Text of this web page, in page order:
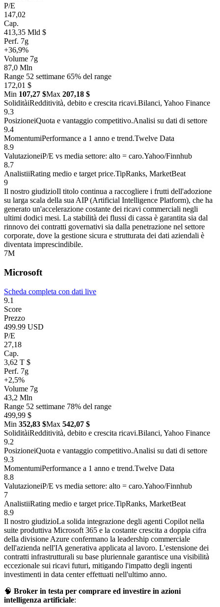
P/E
147,02
Cap.
413,35 Mld $
Perf. 7g
+36,9%
Volume 7g
87,0 Mln
Range 52 settimane 65% del range
172,01 $
Min 107,27 $Max 207,18 $
SoliditàiRedditività, debito e crescita ricavi.Bilanci, Yahoo Finance
9.3
PosizioneiQuota e vantaggio competitivo.Analisi su dati di settore
9.4
MomentumiPerformance a 1 anno e trend.Twelve Data
8.9
ValutazioneiP/E vs media settore: alto = caro.Yahoo/Finnhub
8.7
AnalistiiRating medio e target price.TipRanks, MarketBeat
9
Il nostro giudizioIl titolo continua a raccogliere i frutti dell'adozione
su larga scala della sua AIP (Artificial Intelligence Platform), che ha
generato un'accelerazione costante dei ricavi commerciali negli
ultimi dodici mesi. La stabilità dei flussi di cassa è garantita sia dal
rinnovo dei contratti governativi sia dalla penetrazione nel settore
corporate, dove la gestione sicura e strutturata dei dati aziendali è
diventata imprescindibile.
7M
Microsoft
Scheda completa con dati live
9.1
Score
Prezzo
499.99 USD
P/E
27,18
Cap.
3,62 T $
Perf. 7g
+2,5%
Volume 7g
43,2 Mln
Range 52 settimane 78% del range
499,99 $
Min 352,83 $Max 542,07 $
SoliditàiRedditività, debito e crescita ricavi.Bilanci, Yahoo Finance
9.2
PosizioneiQuota e vantaggio competitivo.Analisi su dati di settore
9.3
MomentumiPerformance a 1 anno e trend.Twelve Data
8.8
ValutazioneiP/E vs media settore: alto = caro.Yahoo/Finnhub
7
AnalistiiRating medio e target price.TipRanks, MarketBeat
8.9
Il nostro giudizioLa solida integrazione degli agenti Copilot nella
suite produttiva Microsoft 365 e la costante crescita a doppia cifra
della divisione Azure confermano la leadership commerciale
dell'azienda nell'IA generativa applicata al lavoro. L'estensione dei
contratti infrastrutturali su base pluriennale garantisce una visibilità
eccezionale sui ricavi futuri, mitigando l'impatto degli ingenti
investimenti in data center effettuati nell'ultimo anno.
🧠 Broker in testa per comprare ed investire in azioni
intelligenza artificiale: